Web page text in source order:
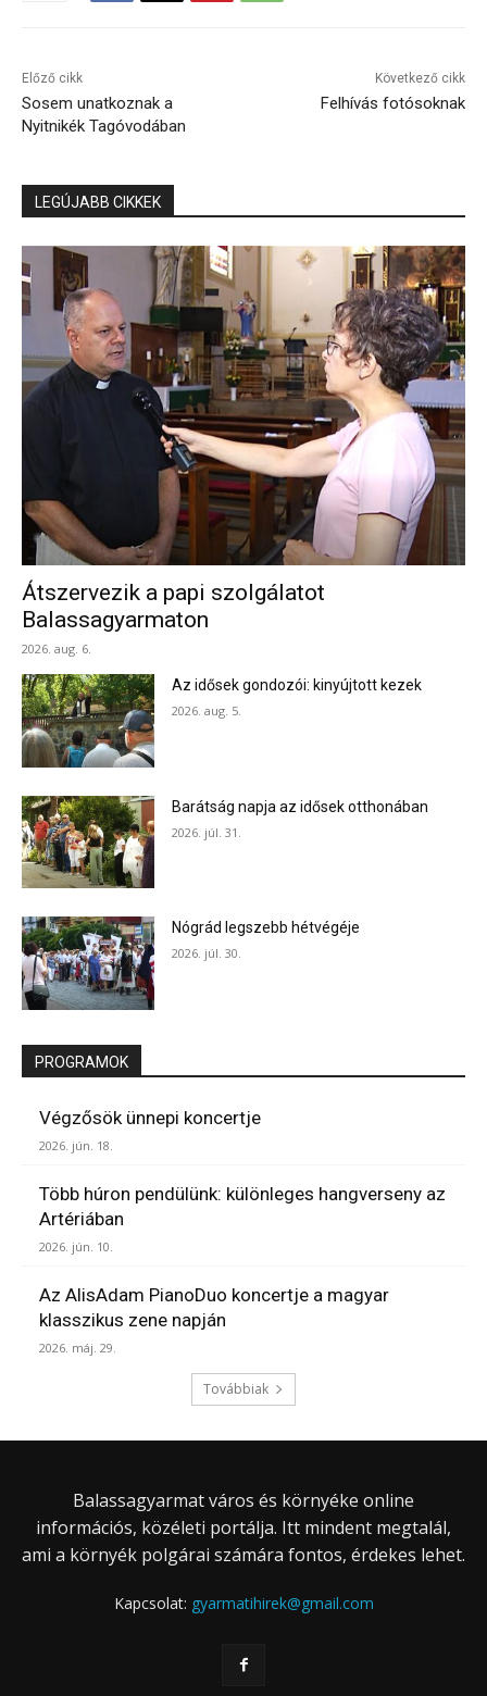
Előző cikk
Sosem unatkoznak a
Nyitnikék Tagóvodában
Következő cikk
Felhívás fotósoknak
LEGÚJABB CIKKEK
Átszervezik a papi szolgálatot
Balassagyarmaton
2026. aug. 6.
Az idősek gondozói: kinyújtott kezek
2026. aug. 5.
Barátság napja az idősek otthonában
2026. júl. 31.
Nógrád legszebb hétvégéje
2026. júl. 30.
PROGRAMOK
Végzősök ünnepi koncertje
2026. jún. 18.
Több húron pendülünk: különleges hangverseny az
Artériában
2026. jún. 10.
Az AlisAdam PianoDuo koncertje a magyar
klasszikus zene napján
2026. máj. 29.
Továbbiak
Balassagyarmat város és környéke online
információs, közéleti portálja. Itt mindent megtalál,
ami a környék polgárai számára fontos, érdekes lehet.
Kapcsolat: gyarmatihirek@gmail.com